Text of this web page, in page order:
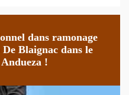
dans ramonage
Blaignac dans le
!